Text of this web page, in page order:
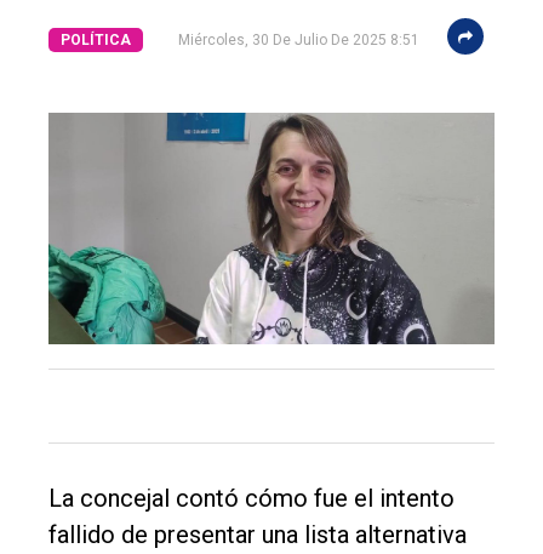
El
DIARIO
Balcarce
POLÍTICA Miércoles, 30 De Julio De 2025 8:51
La concejal contó cómo fue el intento
fallido de presentar una lista alternativa